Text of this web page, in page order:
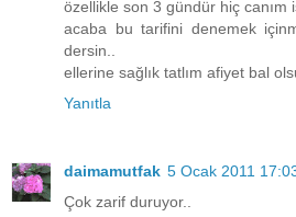
özellikle son 3 gündür hiç canım
acaba bu tarifini denemek
dersin..
ellerine sağlık tatlım afiyet bal
Yanıtla
daimamutfak 5 Ocak 2011
Çok zarif duruyor..